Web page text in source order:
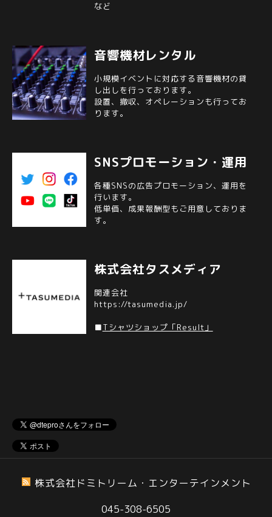
など
音響機材レンタル
小規模イベントに対応する音響機材の貸
し出しを行っております。
設置、撤収、オペレーションも行ってお
ります。
SNSプロモーション・運用
各種SNSの広告プロモーション、運用を
行います。
低単価、成果報酬型もご用意しておりま
す。
株式会社タスメディア
関連会社
https://tasumedia.jp/
■Tシャツショップ「Result」
株式会社ドミトリーム・エンターテインメント
045-308-6505